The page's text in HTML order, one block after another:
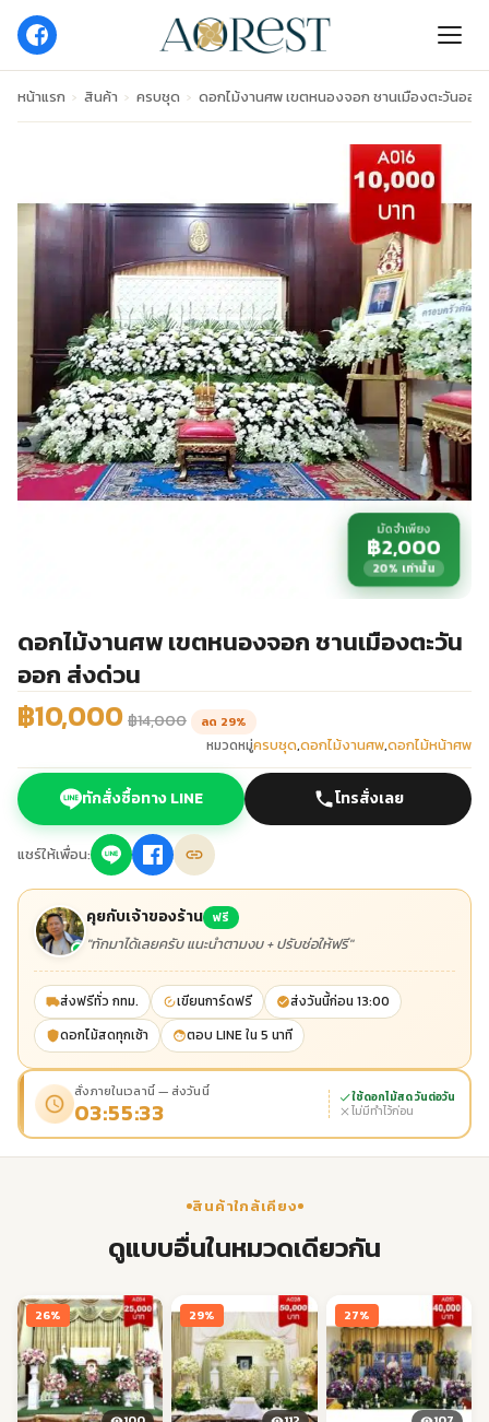
หน้าแรก › สินค้า › ครบชุด › ดอกไม้งานศพ เขตหนองจอก ชานเมืองตะวันออ
มัดจำเพียง
฿2,000
20% เท่านั้น
ดอกไม้งานศพ เขตหนองจอก ชานเมืองตะวัน
ออก ส่งด่วน
฿10,000฿14,000 ลด 29%
หมวดหมู่ครบชุด,ดอกไม้งานศพ,ดอกไม้หน้าศพ
ทักสั่งซื้อทาง LINE โทรสั่งเลย
แชร์ให้เพื่อน:
คุยกับเจ้าของร้าน ฟรี
"ทักมาได้เลยครับ แนะนำตามงบ + ปรับช่อให้ฟรี"
ส่งฟรีทั่ว กทม. เขียนการ์ดฟรี
ส่งวันนี้ก่อน 13:00
ดอกไม้สดทุกเช้า
ตอบ LINE ใน 5 นาที
สั่งภายในเวลานี้ — ส่งวันนี้
03:55:32
ใช้ดอกไม้สด วันต่อวัน
ไม่มีทำไว้ก่อน
สินค้าใกล้เคียง
ดูแบบอื่นในหมวดเดียวกัน
26% 29% 27%